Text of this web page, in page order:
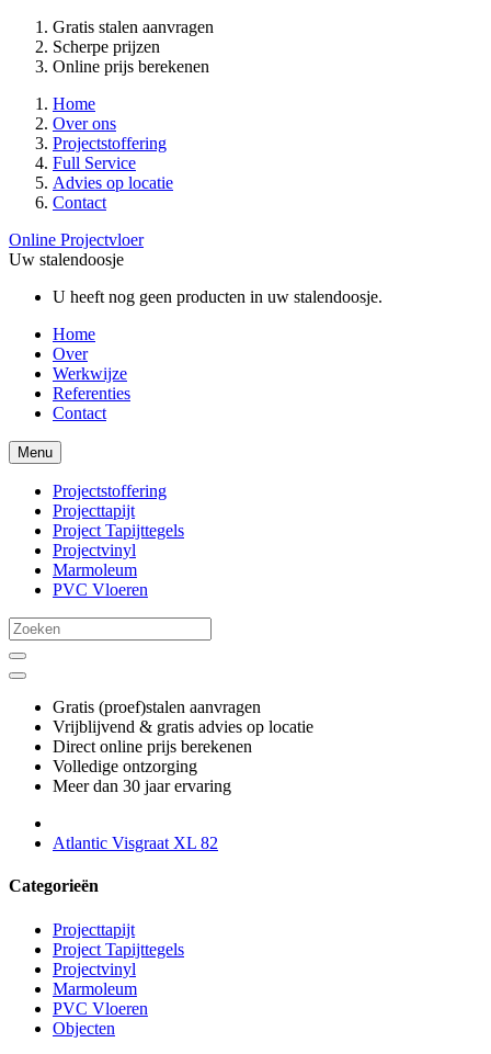
Gratis stalen aanvragen
Scherpe prijzen
Online prijs berekenen
Home
Over ons
Projectstoffering
Full Service
Advies op locatie
Contact
Online Projectvloer
Uw stalendoosje
U heeft nog geen producten in uw stalendoosje.
Home
Over
Werkwijze
Referenties
Contact
Menu
Projectstoffering
Projecttapijt
Project Tapijttegels
Projectvinyl
Marmoleum
PVC Vloeren
Gratis (proef)stalen aanvragen
Vrijblijvend & gratis advies op locatie
Direct online prijs berekenen
Volledige ontzorging
Meer dan 30 jaar ervaring
Atlantic Visgraat XL 82
Categorieën
Projecttapijt
Project Tapijttegels
Projectvinyl
Marmoleum
PVC Vloeren
Objecten